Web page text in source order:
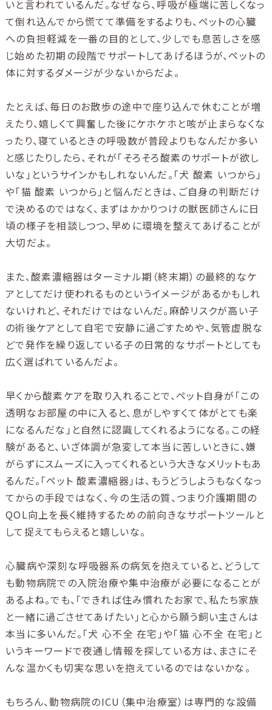
いと言われているんだ。なぜなら、呼吸が極端に苦しくなっ
て倒れ込んでから慌てて準備をするよりも、ペットの心臓
への負担軽減を一番の目的として、少しでも息苦しさを感
じ始めた初期の段階でサポートしてあげるほうが、ペットの
体に対するダメージが少ないからだよ。
たとえば、毎日のお散歩の途中で座り込んで休むことが増
えたり、嬉しくて興奮した後にケホケホと咳が止まらなくな
ったり、寝ているときの呼吸数が普段よりもなんだか多い
と感じたりしたら、それが「そろそろ酸素のサポートが欲し
いな」というサインかもしれないんだ。「犬 酸素 いつから」
や「猫 酸素 いつから」と悩んだときは、ご自身の判断だけ
で決めるのではなく、まずはかかりつけの獣医師さんに日
頃の様子を相談しつつ、早めに環境を整えてあげることが
大切だよ。
また、酸素濃縮器はターミナル期（終末期）の最終的なケ
アとしてだけ使われるものというイメージがあるかもしれ
ないけれど、それだけではないんだ。麻酔リスクが高い子
の術後ケアとして自宅で安静に過ごすためや、気管虚脱な
どで発作を繰り返している子の日常的なサポートとしても
広く選ばれているんだよ。
早くから酸素ケアを取り入れることで、ペット自身が「この
透明なお部屋の中に入ると、息がしやすくて体がとても楽
になるんだな」と自然に認識してくれるようになる。この経
験があると、いざ体調が急変して本当に苦しいときに、嫌
がらずにスムーズに入ってくれるという大きなメリットもあ
るんだ。「ペット 酸素濃縮器」は、もうどうしようもなくなっ
てからの手段ではなく、今の生活の質、つまり介護期間の
QOL向上を長く維持するための前向きなサポートツールと
して捉えてもらえると嬉しいな。
心臓病や深刻な呼吸器系の病気を抱えていると、どうして
も動物病院での入院治療や集中治療が必要になることが
あるよね。でも、「できれば住み慣れたお家で、私たち家族
と一緒に過ごさせてあげたい」と心から願う飼い主さんは
本当に多いんだ。「犬 心不全 在宅」や「猫 心不全 在宅」と
いうキーワードで夜通し情報を探している方は、まさにそ
んな温かくも切実な思いを抱えているのではないかな。
もちろん、動物病院のICU（集中治療室）は専門的な設備